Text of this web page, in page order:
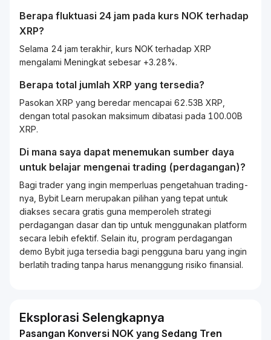
Berapa fluktuasi 24 jam pada kurs NOK terhadap
XRP?
Selama 24 jam terakhir, kurs NOK terhadap XRP
mengalami Meningkat sebesar +3.28%.
Berapa total jumlah XRP yang tersedia?
Pasokan XRP yang beredar mencapai 62.53B XRP,
dengan total pasokan maksimum dibatasi pada 100.00B
XRP.
Di mana saya dapat menemukan sumber daya
untuk belajar mengenai trading (perdagangan)?
Bagi trader yang ingin memperluas pengetahuantrading-
nya, Bybit Learn merupakan pilihan yang tepat untuk
diakses secara gratis guna memperoleh strategi
perdagangan dasar dan tip untuk menggunakan platform
secara lebih efektif. Selain itu, program perdagangan
demo Bybit juga tersedia bagi pengguna baru yang ingin
berlatihtradingtanpa harus menanggung risiko finansial.
Eksplorasi Selengkapnya
Pasangan Konversi NOK yang Sedang Tren